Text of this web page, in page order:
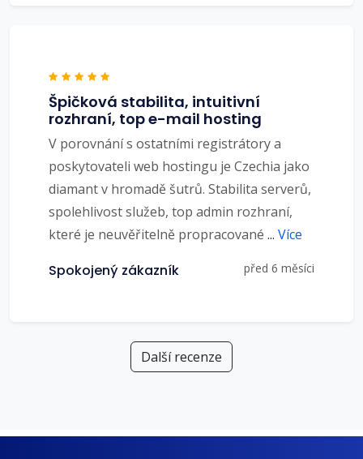
Špičková stabilita, intuitivní
rozhraní, top e-mail hosting
V porovnání s ostatními registrátory a
poskytovateli web hostingu je Czechia jako
diamant v hromadě šutrů. Stabilita serverů,
spolehlivost služeb, top admin rozhraní,
které je neuvěřitelně propracované ... Více
Spokojený zákazník před 6 měsíci
Další recenze